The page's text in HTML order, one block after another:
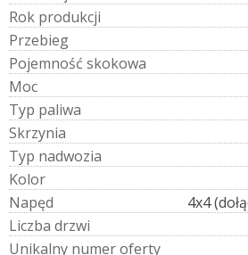
Rok produkcji
Przebieg
Pojemność skokowa
Moc
Typ paliwa
Skrzynia
Typ nadwozia
Kolor
Napęd
4x4
Liczba drzwi
Unikalny numeroferty